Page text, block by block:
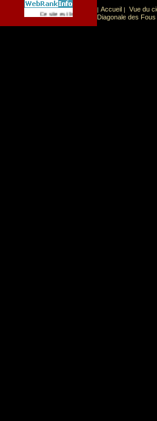
Ce site est list� dans la cat�gorie Sport
| Accueil | Vue du
Diagonale des Fous